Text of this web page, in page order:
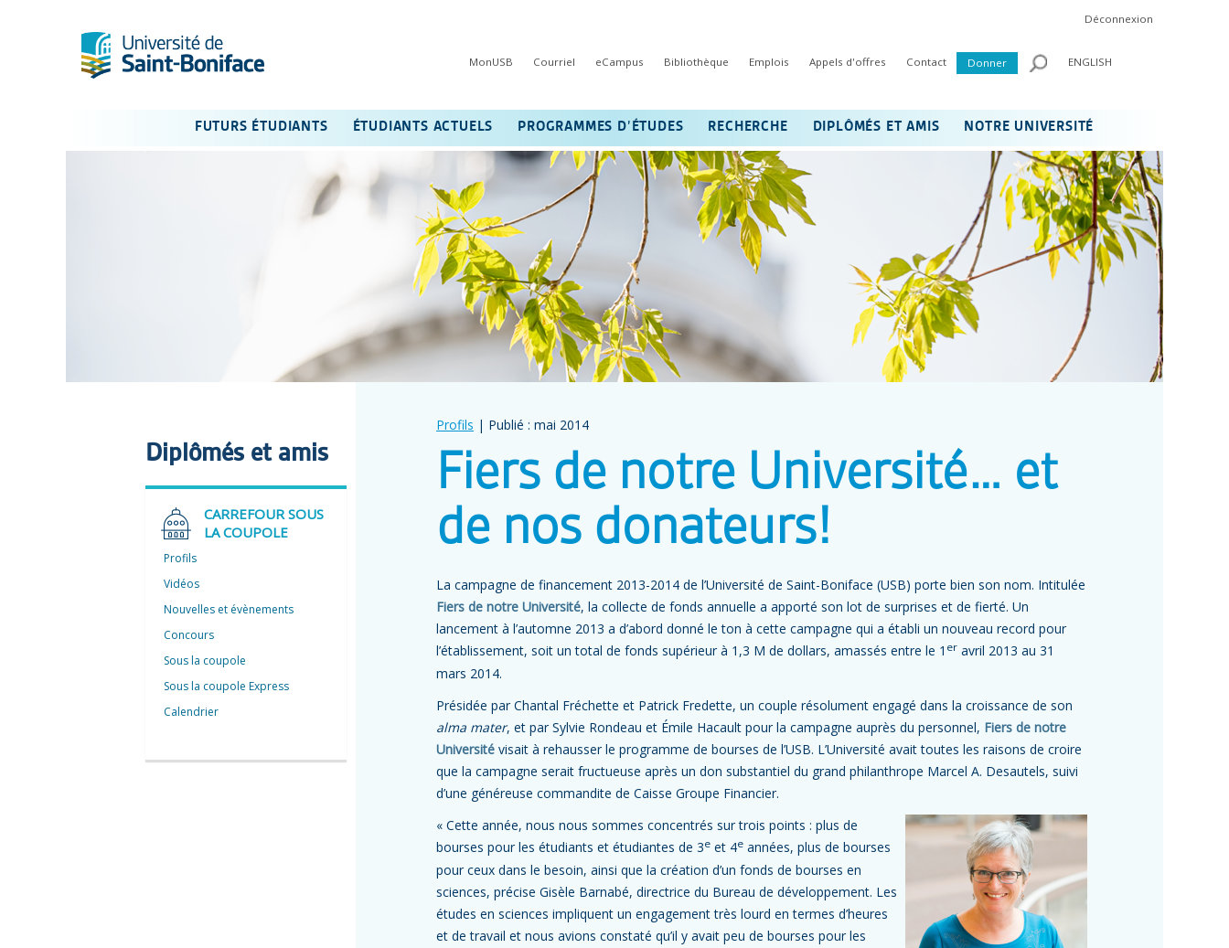
Déconnexion
MonUSB Courriel eCampus Bibliothèque Emplois Appels d'offres Contact Donner ENGLISH
FUTURS ÉTUDIANTS ÉTUDIANTS ACTUELS PROGRAMMES D’ÉTUDES RECHERCHE DIPLÔMÉS ET AMIS NOTRE UNIVERSITÉ
Profils | Publié : mai 2014
Fiers de notre Université… et
de nos donateurs!
La campagne de financement 2013-2014 de l’Université de Saint-Boniface (USB) porte bien son nom. Intitulée
Fiers de notre Université, la collecte de fonds annuelle a apporté son lot de surprises et de fierté. Un
lancement à l’automne 2013 a d’abord donné le ton à cette campagne qui a établi un nouveau record pour
l’établissement, soit un total de fonds supérieur à 1,3 M de dollars, amassés entre le 1 er avril 2013 au 31
mars 2014.
Présidée par Chantal Fréchette et Patrick Fredette, un couple résolument engagé dans la croissance de son
alma mater, et par Sylvie Rondeau et Émile Hacault pour la campagne auprès du personnel, Fiers de notre
Université visait à rehausser le programme de bourses de l’USB. L’Université avait toutes les raisons de croire
que la campagne serait fructueuse après un don substantiel du grand philanthrope Marcel A. Desautels, suivi
d’une généreuse commandite de Caisse Groupe Financier.
« Cette année, nous nous sommes concentrés sur trois points : plus de
bourses pour les étudiants et étudiantes de 3e et 4e années, plus de bourses
pour ceux dans le besoin, ainsi que la création d’un fonds de bourses en
sciences, précise Gisèle Barnabé, directrice du Bureau de développement. Les
études en sciences impliquent un engagement très lourd en termes d’heures
et de travail et nous avions constaté qu’il y avait peu de bourses pour les
Diplômés et amis
CARREFOUR SOUS
LA COUPOLE
Profils
Vidéos
Nouvelles et évènements
Concours
Sous la coupole
Sous la coupole Express
Calendrier